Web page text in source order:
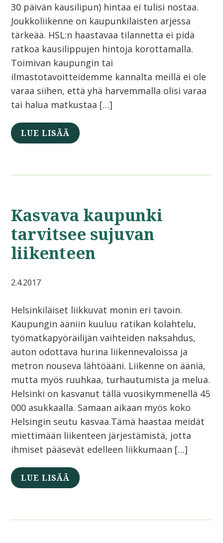
30 päivän kausilipun) hintaa ei tulisi nostaa.
Joukkoliikenne on kaupunkilaisten arjessa
tärkeää. HSL:n haastavaa tilannetta ei pidä
ratkoa kausilippujen hintoja korottamalla.
Toimivan kaupungin tai
ilmastotavoitteidemme kannalta meillä ei ole
varaa siihen, että yhä harvemmalla olisi varaa
tai halua matkustaa […]
LUE LISÄÄ
Kasvava kaupunki
tarvitsee sujuvan
liikenteen
2.4.2017
Helsinkiläiset liikkuvat monin eri tavoin.
Kaupungin ääniin kuuluu ratikan kolahtelu,
työmatkapyöräilijän vaihteiden naksahdus,
auton odottava hurina liikennevaloissa ja
metron nouseva lähtöääni. Liikenne on ääniä,
mutta myös ruuhkaa, turhautumista ja melua.
Helsinki on kasvanut tällä vuosikymmenellä 45
000 asukkaalla. Samaan aikaan myös koko
Helsingin seutu kasvaa.Tämä haastaa meidät
miettimään liikenteen järjestämistä, jotta
ihmiset pääsevät edelleen liikkumaan […]
LUE LISÄÄ